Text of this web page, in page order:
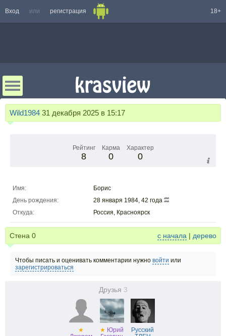
Вход или регистрация 18+
Wild1984 31 декабря 2025 в 15:17
Рейтинг
8
Карма
0
Характер
0
Имя:
Борис
День рождения:
28 января 1984, 42 года
Откуда:
Россия, Красноярск
Стена 0 с начала | дерево
Чтобы писать и оценивать комментарии нужно войти или
зарегистрироваться
Друзья 3
★
★ Юрий
Русский